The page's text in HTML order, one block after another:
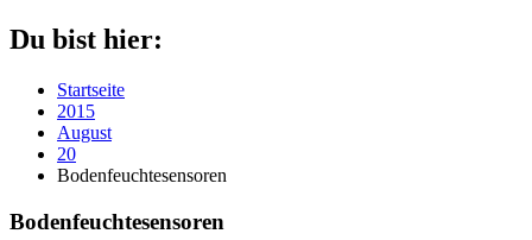
Du bist hier:
Startseite
2015
August
20
Bodenfeuchtesensoren
Bodenfeuchtesensoren